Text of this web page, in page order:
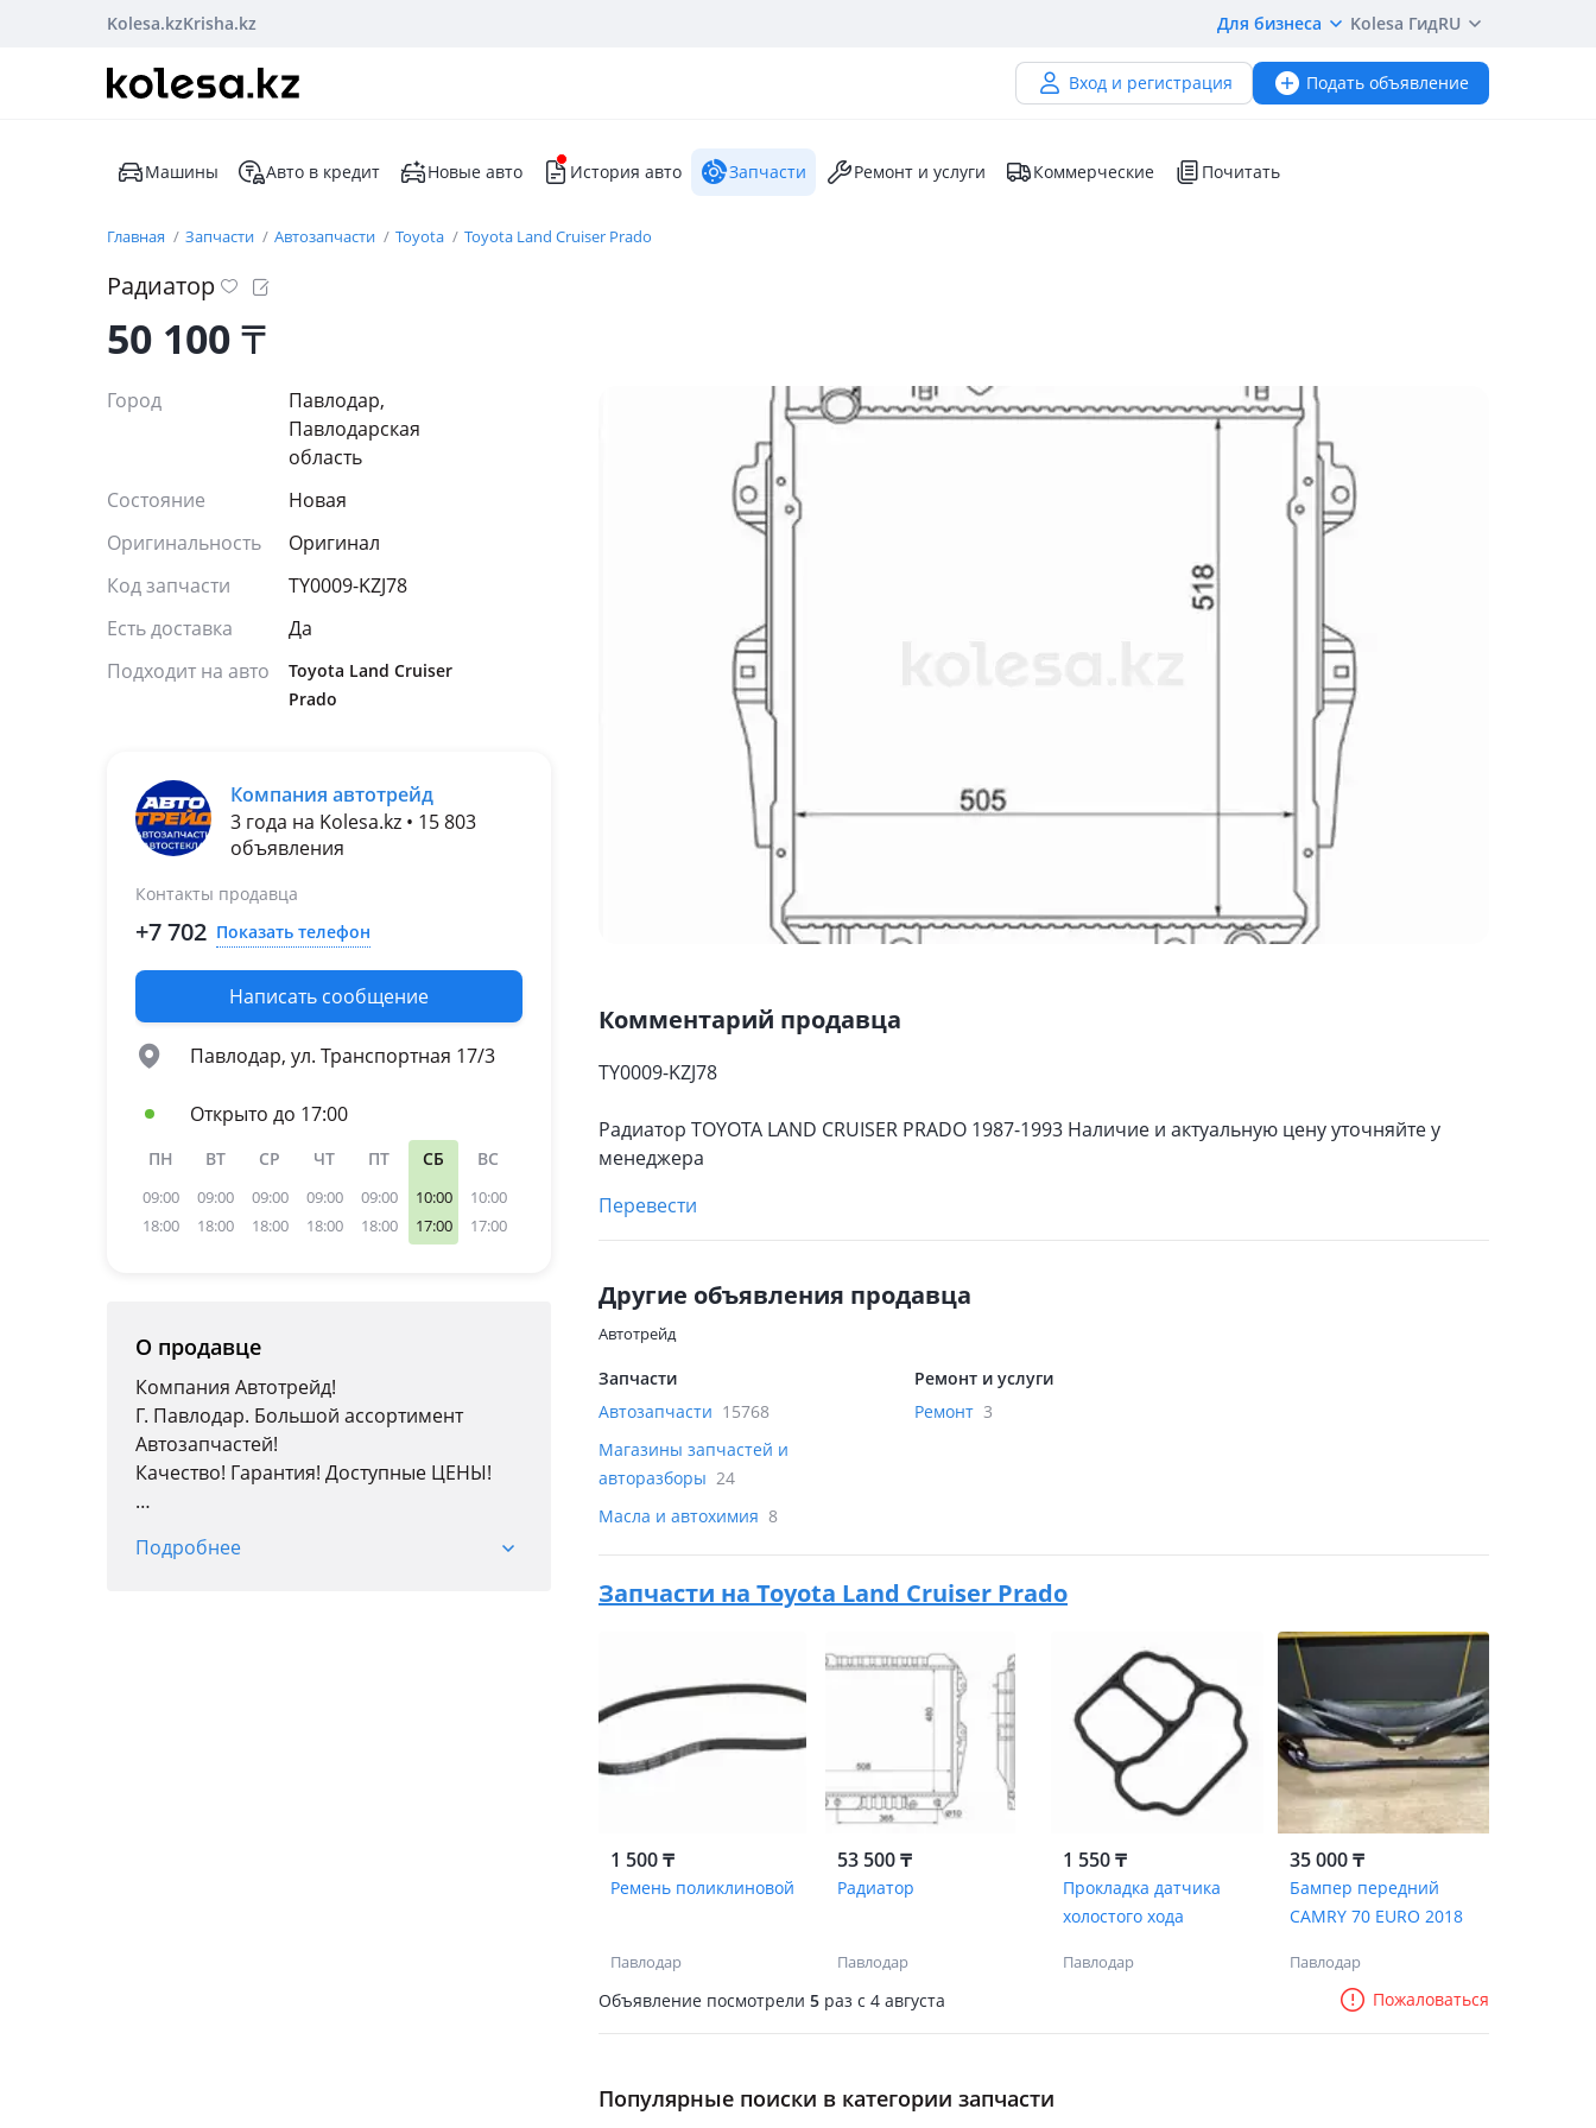
Kolesa.kzKrisha.kz Для бизнеса Kolesa ГидRU
Вход и регистрация Подать объявление
Машины Авто в кредит Новые авто История авто Запчасти Ремонт и услуги Коммерческие Почитать
Главная Запчасти Автозапчасти Toyota Toyota Land Cruiser Prado
Радиатор
50 100₸
Город
Павлодар,
Павлодарская
область
Состояние
Новая
Оригинальность
Оригинал
Код запчасти
TY0009-KZJ78
Есть доставка
Да
Подходит на авто
Toyota Land Cruiser
Prado
Компания автотрейд
3 года на Kolesa.kz • 15 803
объявления
Контакты продавца
+7 702 Показать телефон
Написать сообщение
Павлодар, ул. Транспортная 17/3
Открыто до 17:00
ПН
09:00
18:00
ВТ
09:00
18:00
СР
09:00
18:00
ЧТ
09:00
18:00
ПТ
09:00
18:00
СБ
10:00
17:00
ВС
10:00
17:00
О продавце
Компания Автотрейд!
Г. Павлодар. Большой ассортимент
Автозапчастей!
Качество! Гарантия! Доступные ЦЕНЫ!
Более 20 лет на рынке!
Подробнее
Комментарий продавца
TY0009-KZJ78
Радиатор TOYOTA LAND CRUISER PRADO 1987-1993 Наличие и актуальную цену уточняйте у
менеджера
Перевести
Другие объявления продавца
Автотрейд
Запчасти
Автозапчасти 15768
Магазины запчастей и
авторазборы 24
Масла и автохимия 8
Ремонт и услуги
Ремонт 3
Запчасти на Toyota Land Cruiser Prado
1 500 ₸
Ремень поликлиновой
Павлодар
53 500 ₸
Радиатор
Павлодар
1 550 ₸
Прокладка датчика
холостого хода
Павлодар
35 000 ₸
Бампер передний
CAMRY 70 EURO 2018
Павлодар
Объявление посмотрели 5 раз c 4 августа Пожаловаться
Популярные поиски в категории запчасти